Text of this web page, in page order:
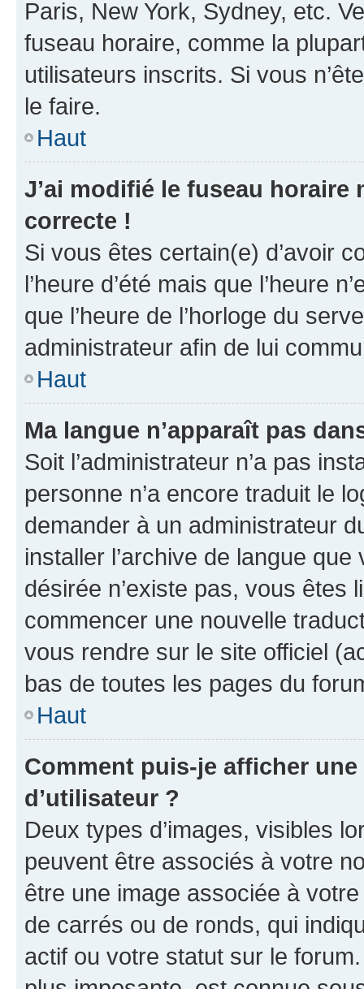
Paris, New York, Sydney, etc.
fuseau horaire, comme la
utilisateurs inscrits. Si vous
le faire.
Haut
J’ai modifié le fuseau horaire
correcte !
Si vous êtes certain(e) d’avoir
l’heure d’été mais que l’heure
que l’heure de l’horloge du
administrateur afin de lui
Haut
Ma langue n’apparaît pas
Soit l’administrateur n’a pas
personne n’a encore traduit le
demander à un administrateur
installer l’archive de langue
désirée n’existe pas, vous êtes
commencer une nouvelle
vous rendre sur le site officiel
bas de toutes les pages du
Haut
Comment puis-je afficher
d’utilisateur ?
Deux types d’images, visibles
peuvent être associés à votre
être une image associée à
de carrés ou de ronds, qui
actif ou votre statut sur le